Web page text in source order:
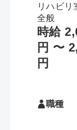
リハビリ
全般
時給
円 〜
円
職種